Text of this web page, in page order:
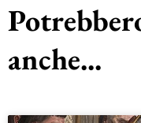
anche...